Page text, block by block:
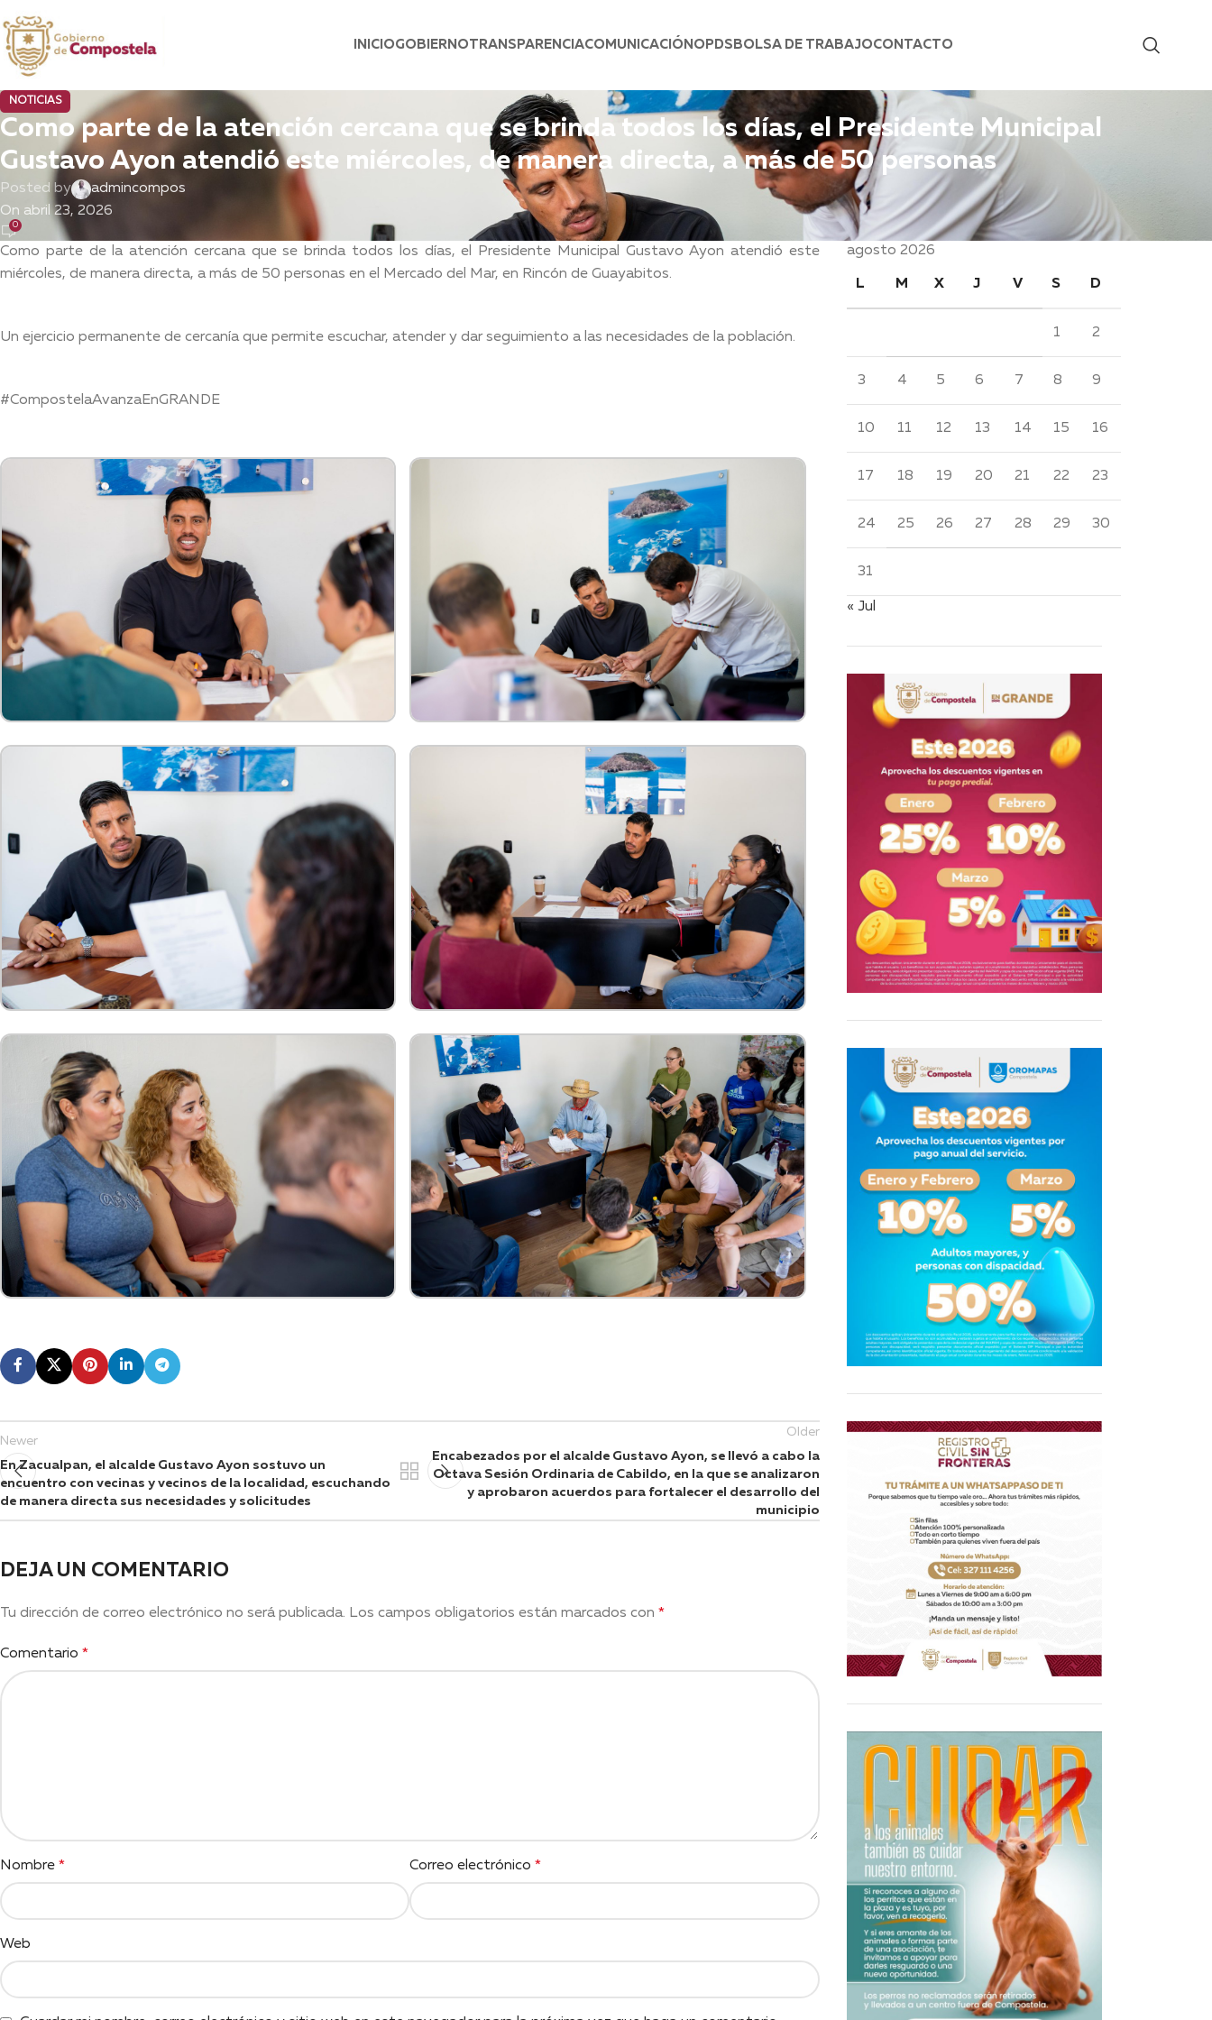
INICIOGOBIERNOTRANSPARENCIACOMUNICACIÓN OPDS BOLSA DE TRABAJOCONTACTO
NOTICIAS
Como parte de la atención cercana que se brinda todos los días, el Presidente Municipal
Gustavo Ayon atendió este miércoles, de manera directa, a más de 50 personas
Posted by
admincompos
On abril 23, 2026
0
Como parte de la atención cercana que se brinda todos los días, el Presidente Municipal Gustavo Ayon atendió este
miércoles, de manera directa, a más de 50 personas en el Mercado del Mar, en Rincón de Guayabitos.
Un ejercicio permanente de cercanía que permite escuchar, atender y dar seguimiento a las necesidades de la población.
#CompostelaAvanzaEnGRANDE
Newer
En Zacualpan, el alcalde Gustavo Ayon sostuvo un
encuentro con vecinas y vecinos de la localidad, escuchando
de manera directa sus necesidades y solicitudes
Older
Encabezados por el alcalde Gustavo Ayon, se llevó a cabo la
Octava Sesión Ordinaria de Cabildo, en la que se analizaron
y aprobaron acuerdos para fortalecer el desarrollo del
municipio
DEJA UN COMENTARIO
Tu dirección de correo electrónico no será publicada. Los campos obligatorios están marcados con *
Comentario *
Nombre * Correo electrónico*
Web
agosto 2026
L M X J V S D
1 2
3 4 5 6 7 8 9
10 11 12 13 14 15 16
17 18 19 20 21 22 23
24 25 26 27 28 29 30
31
« Jul